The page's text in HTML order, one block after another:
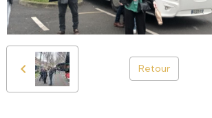
Retour